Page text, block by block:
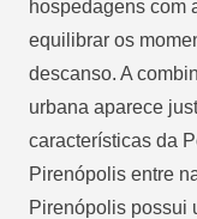
hospedagens com
equilibrar os
descanso. A
urbana aparece
características da
Pirenópolis entre
Pirenópolis possui